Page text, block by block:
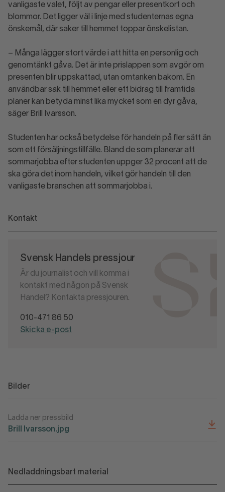
vanligaste valet, följt av pengar eller presentkort och
blommor. Det ligger väl i linje med studenternas egna
önskemål, där saker till hemmet toppar önskelistan.
– Många lägger stort värde i att hitta en personlig och
genomtänkt gåva. Det är inte prislappen som avgör om
presenten blir uppskattad, utan omtanken bakom. En
användbar sak till hemmet eller ett bidrag till framtida
planer kan betyda minst lika mycket som en dyr gåva,
säger Brill Ivarsson.
Studenten har också betydelse för handeln på fler sätt än
som ett försäljningstillfälle. Bland de som planerar att
sommarjobba efter studenten uppger 32 procent att de
ska göra det inom handeln, vilket gör handeln till den
vanligaste branschen att sommarjobba i.
Kontakt
Svensk Handels pressjour
Är du journalist och vill komma i
kontakt med någon på Svensk
Handel? Kontakta pressjouren.
010-471 86 50
Skicka e-post
Bilder
Ladda ner pressbild
Brill Ivarsson.jpg
Nedladdningsbart material